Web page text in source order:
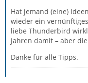
Hat jemand (eine)
wieder ein
liebe Thunderbird
Jahren damit – aber
Danke für alle Tipps.